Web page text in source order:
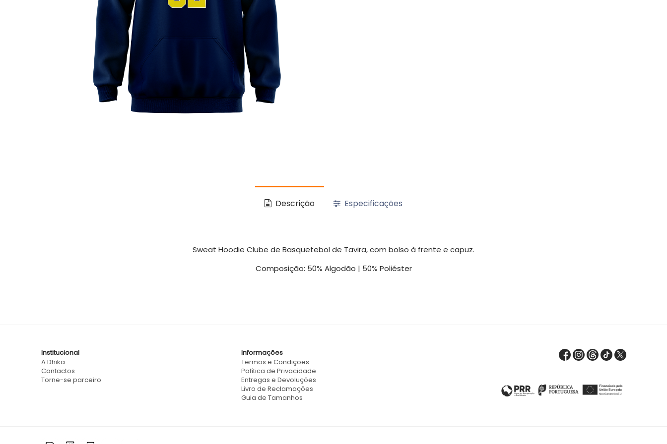
Descrição Especificações
Sweat Hoodie Clube de Basquetebol de Tavira, com bolso à frente e capuz.
Composição: 50% Algodão | 50% Poliéster
Institucional
A Dhika
Contactos
Torne-se parceiro
Informações
Termos e Condições
Política de Privacidade
Entregas e Devoluções
Livro de Reclamações
Guia de Tamanhos